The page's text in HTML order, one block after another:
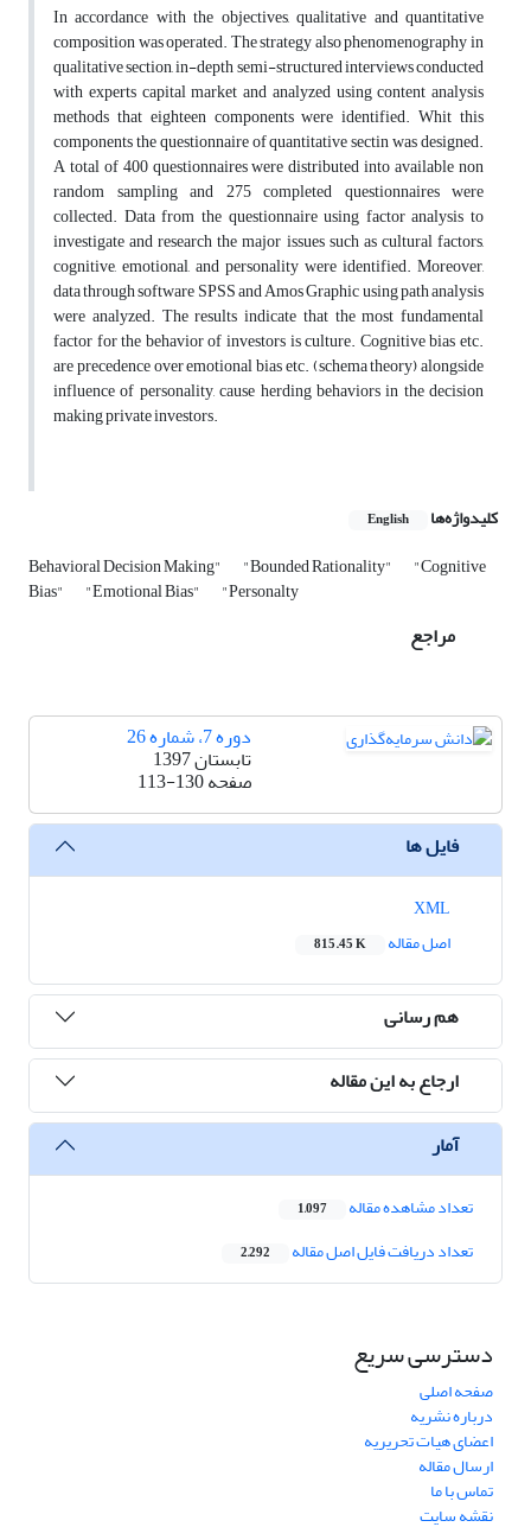
In accordance with the objectives, qualitative and quantitative
composition was operated. The strategy also phenomenography in
qualitative section, in-depth semi-structured interviews conducted
with experts capital market and analyzed using content analysis
methods that eighteen components were identified. Whit this
components the questionnaire of quantitative sectin was designed.
A total of 400 questionnaires were distributed into available non
random sampling and 275 completed questionnaires were
collected. Data from the questionnaire using factor analysis to
investigate and research the major issues such as cultural factors,
cognitive, emotional, and personality were identified. Moreover,
data through software SPSS and Amos Graphic using path analysis
were analyzed. The results indicate that the most fundamental
factor for the behavior of investors is culture. Cognitive bias etc.
are precedence over emotional bias etc. (schema theory) alongside
influence of personality, cause herding behaviors in the decision
making private investors.
کلیدواژه‌ها English
Behavioral Decision Making" "Bounded Rationality" "Cognitive
Bias" "Emotional Bias" "Personalty
مراجع
دوره 7، شماره 26
تابستان 1397
صفحه113-130
فایل ها
اصل مقاله
815.45 K
هم رسانی
ارجاع به این مقاله
آمار
تعداد مشاهده مقاله 1,097
تعداد دریافت فایل اصل مقاله 2,292
دسترسی سریع
صفحه اصلی
درباره نشریه
اعضای هیات تحریریه
ارسال مقاله
تماس با ما
نقشه سایت